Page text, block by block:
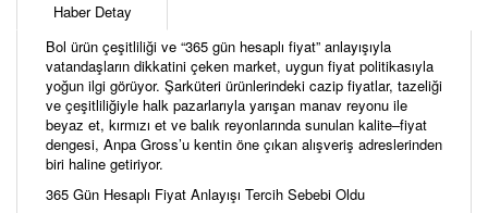
Haber Detay
Bol ürün çeşitliliği ve “365 gün hesaplı fiyat” anlayışıyla
vatandaşların dikkatini çeken market, uygun fiyat politikasıyla
yoğun ilgi görüyor. Şarküteri ürünlerindeki cazip fiyatlar, tazeliği
ve çeşitliliğiyle halk pazarlarıyla yarışan manav reyonu ile
beyaz et, kırmızı et ve balık reyonlarında sunulan kalite–fiyat
dengesi, Anpa Gross’u kentin öne çıkan alışveriş adreslerinden
biri haline getiriyor.
365 Gün Hesaplı Fiyat Anlayışı Tercih Sebebi Oldu